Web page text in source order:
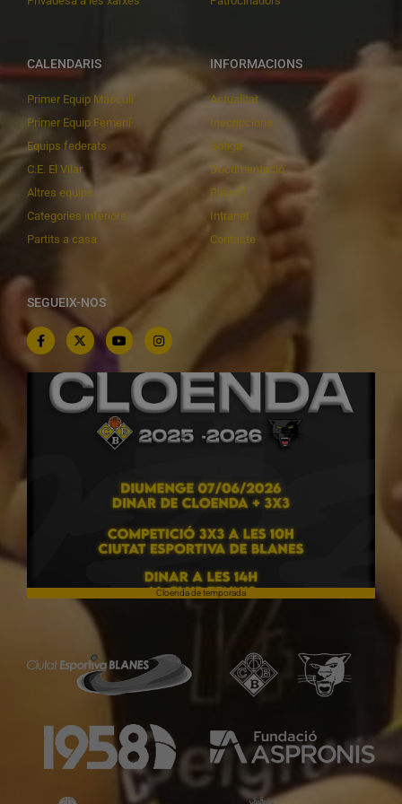
CALENDARIS
Primer Equip Masculí
Primer Equip Femení
Equips federats
C.E. El Vilar
Altres equips
Categories inferiors
Partits a casa
INFORMACIONS
Actualitat
Inscripcions
Botiga
Documentació
Playoff
Intranet
Contacte
SEGUEIX-NOS
Cloenda de temporada